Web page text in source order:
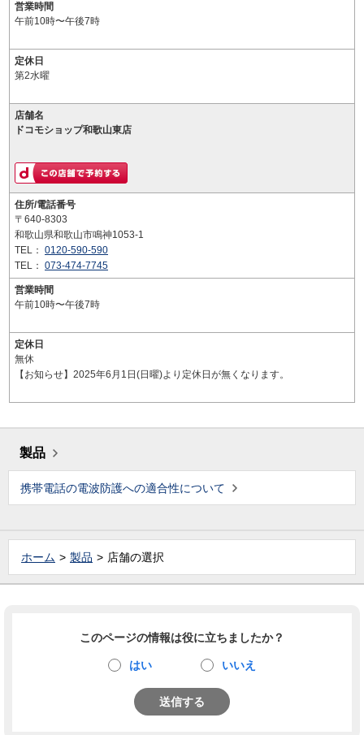
営業時間
午前10時〜午後7時
定休日
第2水曜
店舗名
ドコモショップ和歌山東店
住所/電話番号
〒640-8303
和歌山県和歌山市鳴神1053-1
TEL： 0120-590-590
TEL： 073-474-7745
営業時間
午前10時〜午後7時
定休日
無休
【お知らせ】2025年6月1日(日曜)より定休日が無くなります。
製品
携帯電話の電波防護への適合性について
ホーム 製品 店舗の選択
このページの情報は役に立ちましたか？
はい いいえ
送信する